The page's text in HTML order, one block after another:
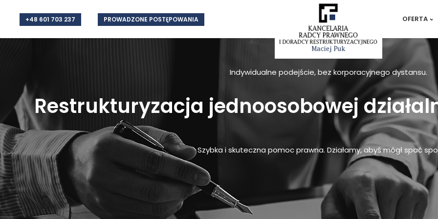
+48 601 703 237 PROWADZONE POSTĘPOWANIA OFERTA
Kredyty
Prawo
Pozew
Alimenty
Prawo
Podział
Prawo
Indywidualne podejście, bez korporacyjnego dystansu.
Restrukturyzacja jednoosobowej
Szybka i skuteczna pomoc prawna. Działamy, abyś mógł spać